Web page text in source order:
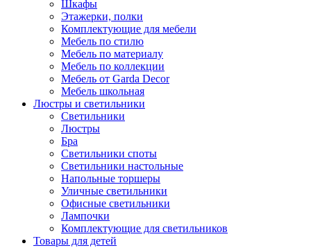
Шкафы
Этажерки, полки
Комплектующие для мебели
Мебель по стилю
Мебель по материалу
Мебель по коллекции
Мебель от Garda Decor
Мебель школьная
Люстры и светильники
Светильники
Люстры
Бра
Светильники споты
Светильники настольные
Напольные торшеры
Уличные светильники
Офисные светильники
Лампочки
Комплектующие для светильников
Товары для детей